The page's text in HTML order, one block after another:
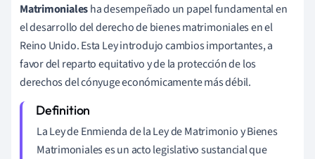
Matrimonialesha desempeñado un papel fundamental en
el desarrollo del derecho de bienes matrimoniales en el
Reino Unido. Esta Ley introdujo cambios importantes, a
favor del reparto equitativo y de la protección de los
derechos del cónyuge económicamente más débil.
La Ley de Enmienda de la Ley de Matrimonio y Bienes
Matrimoniales es un acto legislativo sustancial que